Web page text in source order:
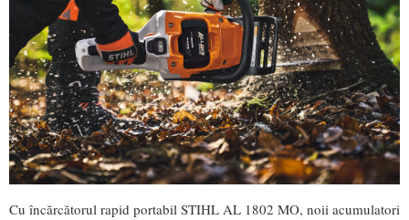
Cu încărcătorul rapid portabil STIHL AL 1802 MO, noii acumulatori